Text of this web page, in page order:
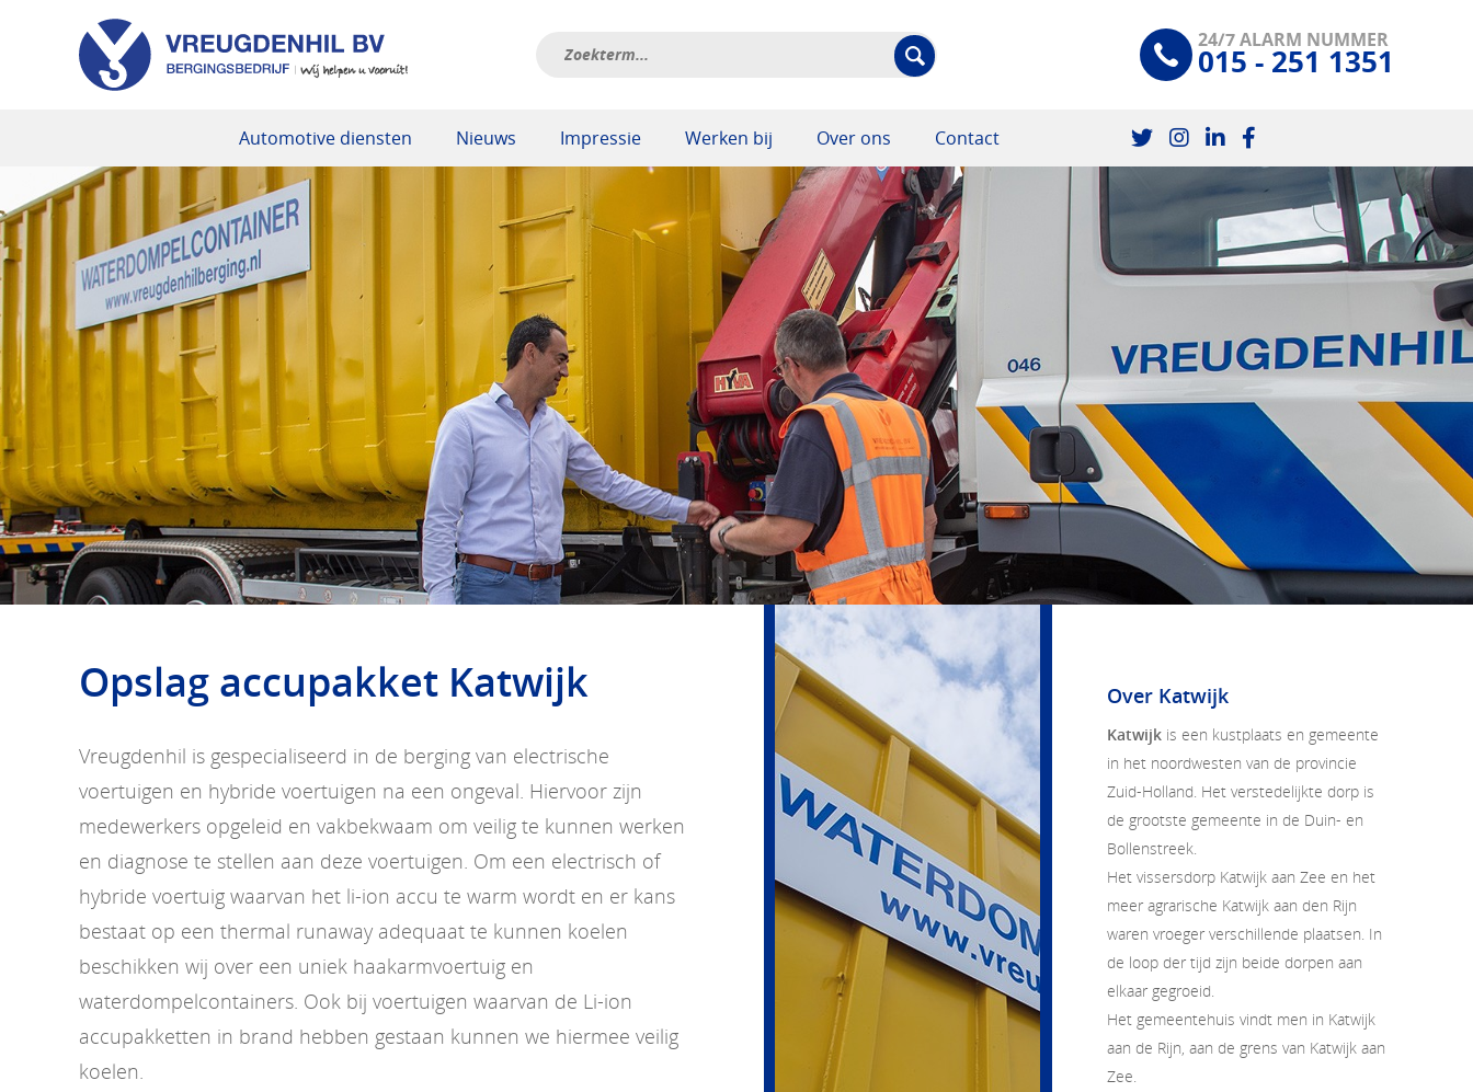
24/7 ALARM NUMMER
015 - 251 1351
Automotive diensten Nieuws Impressie Werken bij Over ons Contact
Opslag accupakket Katwijk
Vreugdenhil is gespecialiseerd in de berging van electrische
voertuigen en hybride voertuigen na een ongeval. Hiervoor zijn
medewerkers opgeleid en vakbekwaam om veilig te kunnen werken
en diagnose te stellen aan deze voertuigen. Om een electrisch of
hybride voertuig waarvan het li-ion accu te warm wordt en er kans
bestaat op een thermal runaway adequaat te kunnen koelen
beschikken wij over een uniek haakarmvoertuig en
waterdompelcontainers. Ook bij voertuigen waarvan de Li-ion
accupakketten in brand hebben gestaan kunnen we hiermee veilig
koelen.
Over Katwijk
Katwijk is een kustplaats en gemeente
in het noordwesten van de provincie
Zuid-Holland. Het verstedelijkte dorp is
de grootste gemeente in de Duin- en
Bollenstreek.
Het vissersdorp Katwijk aan Zee en het
meer agrarische Katwijk aan den Rijn
waren vroeger verschillende plaatsen. In
de loop der tijd zijn beide dorpen aan
elkaar gegroeid.
Het gemeentehuis vindt men in Katwijk
aan de Rijn, aan de grens van Katwijk aan
Zee.